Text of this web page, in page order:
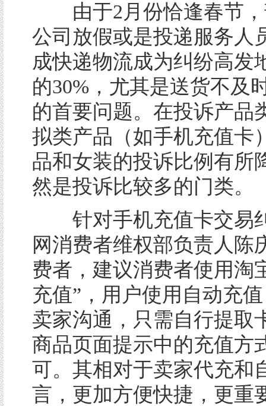
由于2月份恰逢春节，
公司放假或是投递服务人
成快递物流成为纠纷高发
的30%，尤其是送货不及
的首要问题。在投诉产品
拟类产品（如手机充值卡
品和女装的投诉比例有所
然是投诉比较多的门类。
针对手机充值卡交易
网消费者维权部负责人陈
费者，建议消费者使用淘
充值”，用户使用自动充
卖家沟通，只需自行提取
商品页面提示中的充值方
可。其相对于卖家代充和
言，更加方便快捷，更重